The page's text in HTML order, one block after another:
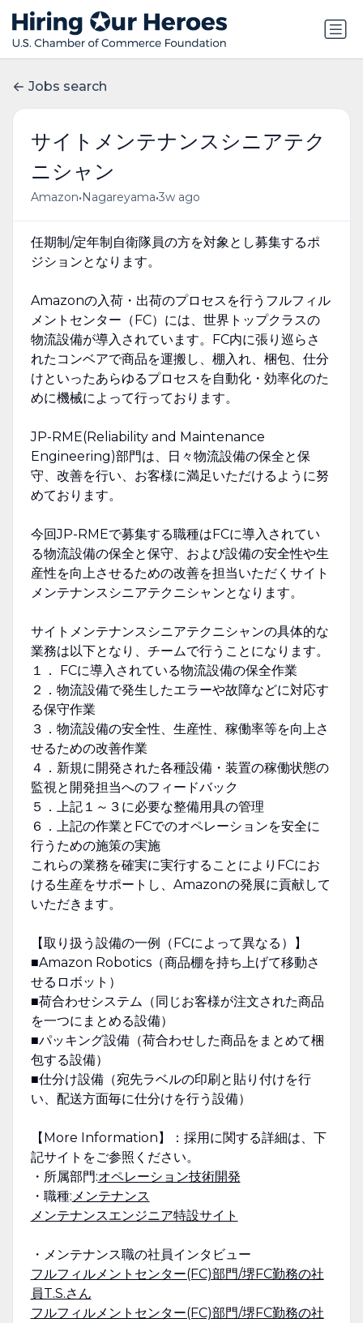
Jobs search
サイトメンテナンスシニアテク
ニシャン
Amazon• Nagareyama•3w ago
任期制/定年制自衛隊員の方を対象とし募集するポ
ジションとなります。
Amazonの入荷・出荷のプロセスを行うフルフィル
メントセンター（FC）には、世界トップクラスの
物流設備が導入されています。FC内に張り巡らさ
れたコンベアで商品を運搬し、棚入れ、梱包、仕分
けといったあらゆるプロセスを自動化・効率化のた
めに機械によって行っております。
JP-RME(Reliability and Maintenance
Engineering)部門は、日々物流設備の保全と保
守、改善を行い、お客様に満足いただけるように努
めております。
今回JP-RMEで募集する職種はFCに導入されてい
る物流設備の保全と保守、および設備の安全性や生
産性を向上させるための改善を担当いただくサイト
メンテナンスシニアテクニシャンとなります。
サイトメンテナンスシニアテクニシャンの具体的な
業務は以下となり、チームで行うことになります。
１． FCに導入されている物流設備の保全作業
２．物流設備で発生したエラーや故障などに対応す
る保守作業
３．物流設備の安全性、生産性、稼働率等を向上さ
せるための改善作業
４．新規に開発された各種設備・装置の稼働状態の
監視と開発担当へのフィードバック
５．上記１～３に必要な整備用具の管理
６．上記の作業とFCでのオペレーションを安全に
行うための施策の実施
これらの業務を確実に実行することによりFCにお
ける生産をサポートし、Amazonの発展に貢献して
いただきます。
【取り扱う設備の一例（FCによって異なる）】
■Amazon Robotics（商品棚を持ち上げて移動さ
せるロボット）
■荷合わせシステム（同じお客様が注文された商品
を一つにまとめる設備）
■パッキング設備（荷合わせした商品をまとめて梱
包する設備）
■仕分け設備（宛先ラベルの印刷と貼り付けを行
い、配送方面毎に仕分けを行う設備）
【More Information】：採用に関する詳細は、下
記サイトをご参照ください。
・所属部門:オペレーション技術開発
・職種:メンテナンス
メンテナンスエンジニア特設サイト
・メンテナンス職の社員インタビュー
フルフィルメントセンター(FC)部門/堺FC勤務の社
員T.S.さん
フルフィルメントセンター(FC)部門/堺FC勤務の社